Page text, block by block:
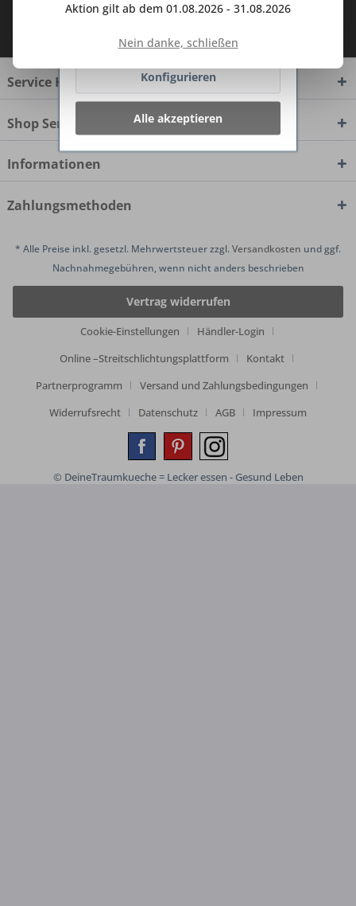
Ich habe dieDatenschutzbestimmungen
Service Hotline
Shop Service
Informationen
Zahlungsmethoden
* Alle Preise inkl. gesetzl. Mehrwertsteuer zzgl.Versandkosten und ggf.
Nachnahmegebühren, wenn nicht anders beschrieben
Vertrag widerrufen
Cookie-Einstellungen
Händler-Login
Online –Streitschlichtungsplattform
Kontakt
Partnerprogramm
Versand und Zahlungsbedingungen
Widerrufsrecht
Datenschutz AGB Impressum
© DeineTraumkueche = Lecker essen - Gesund Leben
Aktion gilt ab dem 01.08.2026 - 31.08.2026
Nein danke, schließen
Ablehnen
Konfigurieren
Alle akzeptieren